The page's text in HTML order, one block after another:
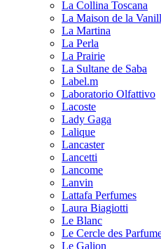
La Collina Toscana
La Maison de la
La Martina
La Perla
La Prairie
La Sultane de Saba
Label.m
Laboratorio Olfattivo
Lacoste
Lady Gaga
Lalique
Lancaster
Lancetti
Lancome
Lanvin
Lattafa Perfumes
Laura Biagiotti
Le Blanc
Le Cercle des
Le Galion